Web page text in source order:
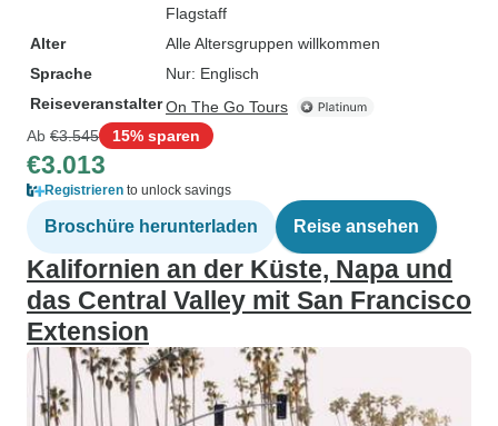
Flagstaff
Alter
Alle Altersgruppen willkommen
Sprache
Nur: Englisch
ReiseveranstalterOn The Go Tours
Ab €3.545 15% sparen
€3.013
Registrieren to unlock savings
Broschüre herunterladen Reise ansehen
Kalifornien an der Küste, Napa und
das Central Valley mit San Francisco
Extension